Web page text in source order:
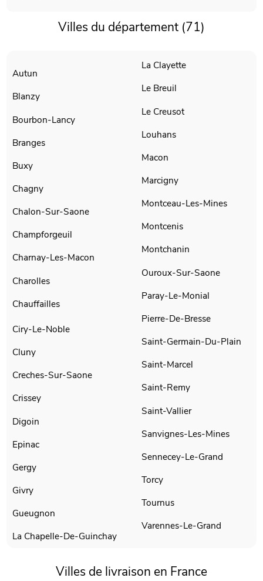
Villes du département (71)
Autun
Blanzy
Bourbon-Lancy
Branges
Buxy
Chagny
Chalon-Sur-Saone
Champforgeuil
Charnay-Les-Macon
Charolles
Chauffailles
Ciry-Le-Noble
Cluny
Creches-Sur-Saone
Crissey
Digoin
Epinac
Gergy
Givry
Gueugnon
La Chapelle-De-Guinchay
La Clayette
Le Breuil
Le Creusot
Louhans
Macon
Marcigny
Montceau-Les-Mines
Montcenis
Montchanin
Ouroux-Sur-Saone
Paray-Le-Monial
Pierre-De-Bresse
Saint-Germain-Du-Plain
Saint-Marcel
Saint-Remy
Saint-Vallier
Sanvignes-Les-Mines
Sennecey-Le-Grand
Torcy
Tournus
Varennes-Le-Grand
Villes de livraison en France